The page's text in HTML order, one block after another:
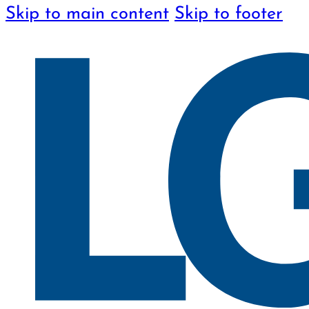
Skip to main content Skip to footer